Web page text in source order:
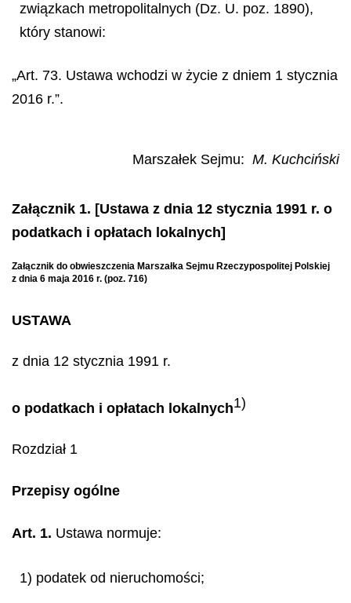
związkach metropolitalnych (Dz. U. poz. 1890),
który stanowi:
„Art. 73. Ustawa wchodzi w życie z dniem 1 stycznia
2016 r.”.
Marszałek Sejmu: M. Kuchciński
Załącznik 1. [Ustawa z dnia 12 stycznia 1991 r. o
podatkach i opłatach lokalnych]
Załącznik do obwieszczenia Marszałka Sejmu Rzeczypospolitej Polskiej
z dnia 6 maja 2016 r. (poz. 716)
USTAWA
z dnia 12 stycznia 1991 r.
o podatkach i opłatach lokalnych1)
Rozdział 1
Przepisy ogólne
Art. 1. Ustawa normuje:
1) podatek od nieruchomości;